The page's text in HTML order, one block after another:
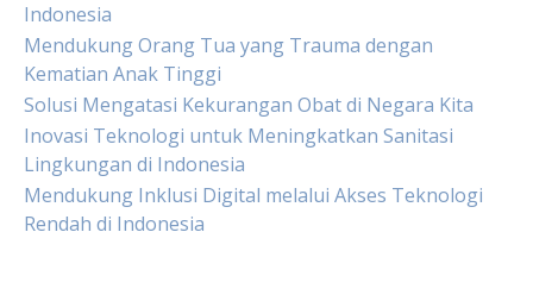
Indonesia
Mendukung Orang Tua yang Trauma dengan
Kematian Anak Tinggi
Solusi Mengatasi Kekurangan Obat di Negara Kita
Inovasi Teknologi untuk Meningkatkan Sanitasi
Lingkungan di Indonesia
Mendukung Inklusi Digital melalui Akses Teknologi
Rendah di Indonesia